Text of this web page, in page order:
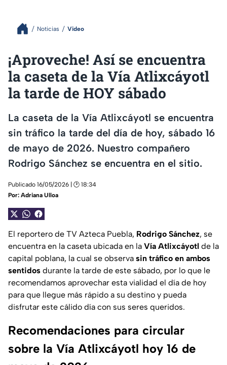
Noticias Video
¡Aproveche! Así se encuentra
la caseta de la Vía Atlixcáyotl
la tarde de HOY sábado
La caseta de la Vía Atlixcáyotl se encuentra
sin tráfico la tarde del día de hoy, sábado 16
de mayo de 2026. Nuestro compañero
Rodrigo Sánchez se encuentra en el sitio.
Publicado 16/05/2026 | 🕑 18:34
Por: Adriana Ulloa
El reportero de TV Azteca Puebla, Rodrigo Sánchez, se
encuentra en la caseta ubicada en la Vía Atlixcáyotl de la
capital poblana, la cual se observa sin tráfico en ambos
sentidos durante la tarde de este sábado, por lo que le
recomendamos aprovechar esta vialidad el día de hoy
para que llegue más rápido a su destino y pueda
disfrutar este cálido día con sus seres queridos.
Recomendaciones para circular
sobre la Vía Atlixcáyotl hoy 16 de